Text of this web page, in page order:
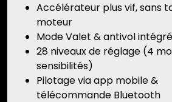
Accélérateur plus vif, sans
moteur
Mode Valet & antivol intégré
28 niveaux de réglage (4
sensibilités)
Pilotage via app mobile &
télécommande Bluetooth